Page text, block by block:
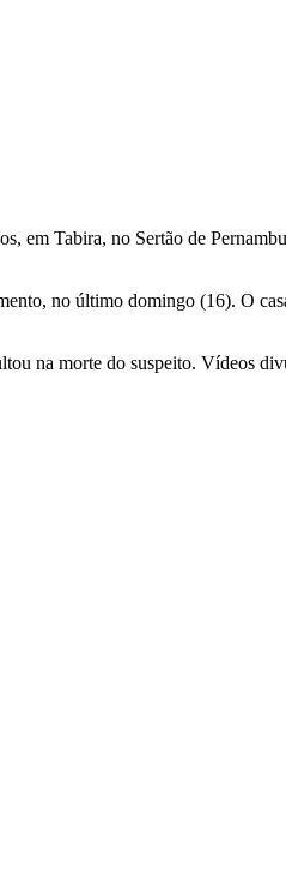
em Tabira, no Sertão de
no último domingo (16). O
na morte do suspeito. Vídeos